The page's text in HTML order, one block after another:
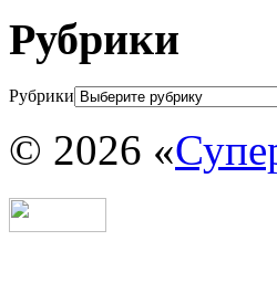
Рубрики
Рубрики
© 2026 «